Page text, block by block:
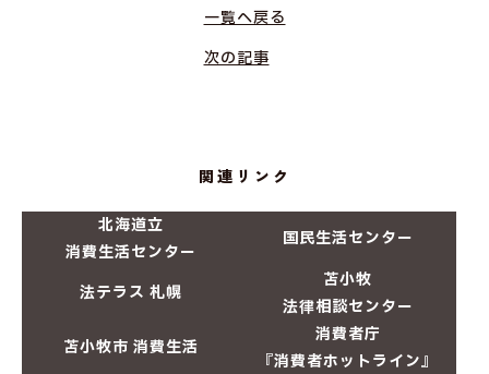
一覧へ戻る
次の記事
関連リンク
北海道立
消費生活センター
国民生活センター
法テラス 札幌
苫小牧
法律相談センター
苫小牧市 消費生活
消費者庁
『消費者ホットライン』